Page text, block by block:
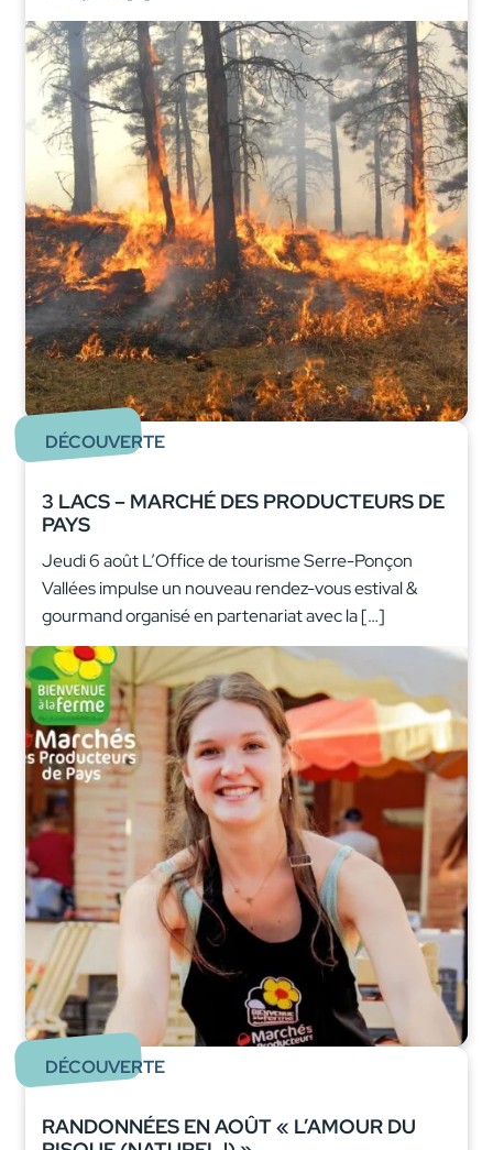
DÉCOUVERTE
3 LACS – MARCHÉ DES PRODUCTEURS DE
PAYS
Jeudi 6 août L’Office de tourisme Serre-Ponçon
Vallées impulse un nouveau rendez-vous estival &
gourmand organisé en partenariat avec la […]
DÉCOUVERTE
RANDONNÉES EN AOÛT « L’AMOUR DU